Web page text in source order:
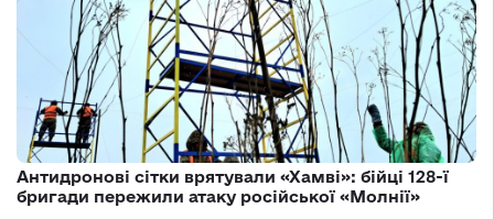
Антидронові сітки врятували «Хамві»: бійці 128-ї
бригади пережили атаку російської «Молнії»